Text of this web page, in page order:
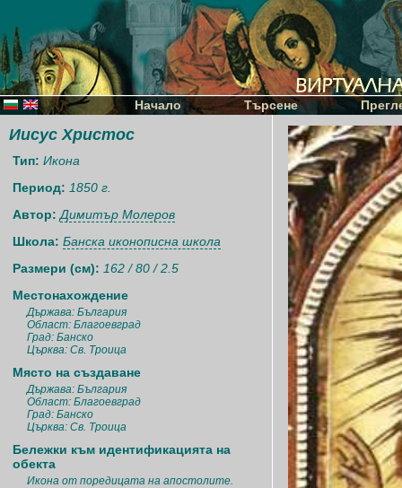
Начало Търсене
Иисус Христос
Тип: Икона
Период: 1850 г.
Автор: Димитър Молеров
Школа: Банска иконописна школа
Размери (см): 162 / 80 / 2.5
Местонахождение
Държава: България
Област: Благоевград
Град: Банско
Църква: Св. Троица
Място на създаване
Държава: България
Област: Благоевград
Град: Банско
Църква: Св. Троица
Бележки към идентификацията на
обекта
Икона от поредицата на апостолите.